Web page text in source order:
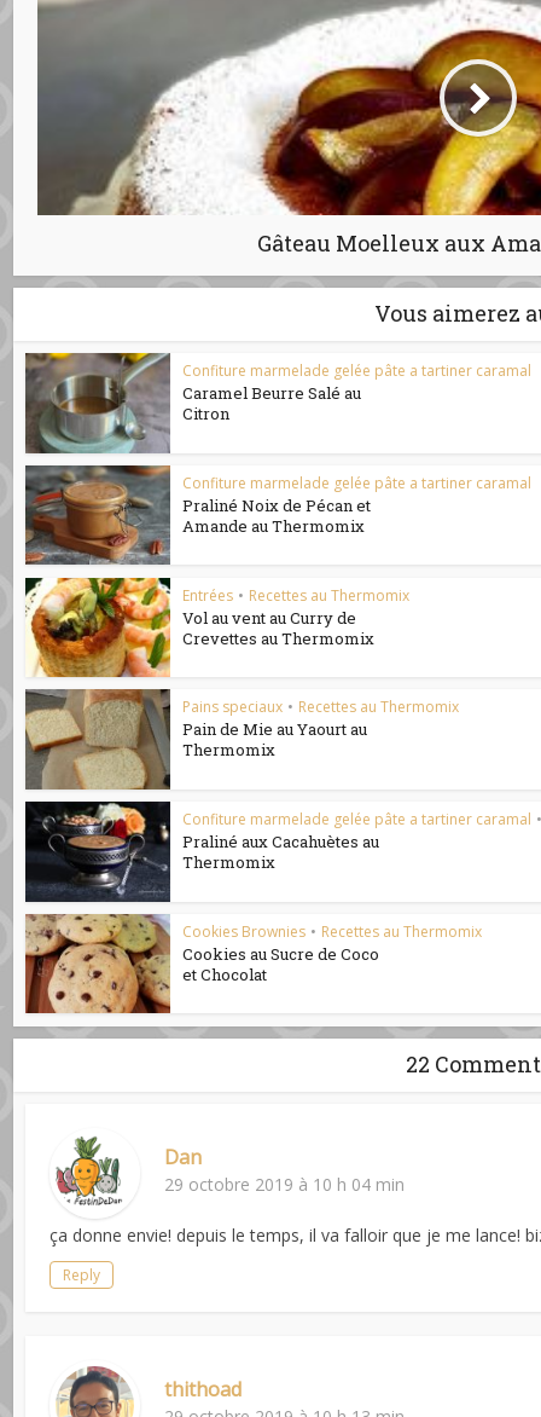
Gâteau Moelleux aux
Vous aimerez
Confiture marmelade gelée pâte a tartiner caramal
Caramel Beurre Salé au
Citron
Confiture marmelade gelée pâte a tartiner caramal
Praliné Noix de Pécan et
Amande au Thermomix
Entrées • Recettes au Thermomix
Vol au vent au Curry de
Crevettes au Thermomix
Pains speciaux • Recettes au Thermomix
Pain de Mie au Yaourt au
Thermomix
Confiture marmelade gelée pâte a tartiner caramal
Praliné aux Cacahuètes au
Thermomix
Cookies Brownies • Recettes au Thermomix
Cookies au Sucre de Coco
et Chocolat
22
Dan
29 octobre 2019 à 10 h 04 min
ça donne envie! depuis le temps, il va falloir que je me lance!
Reply
thithoad